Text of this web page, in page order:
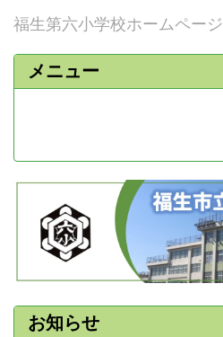
福生第六小学校ホームページ
メニュー
お知らせ